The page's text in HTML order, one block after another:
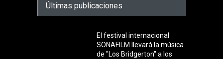
Últimas publicaciones
El festival internacional
SONAFILM llevará la música
de "Los Bridgerton" a los